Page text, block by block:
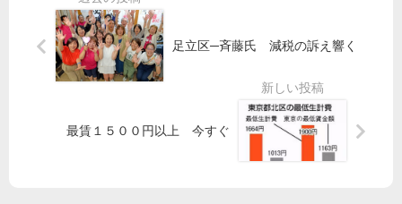
が
多
す
ぎ
第
7
算
成
立
高
を
足立区─斉藤氏 減税の訴え響く
最賃１５００円以上 今すぐ